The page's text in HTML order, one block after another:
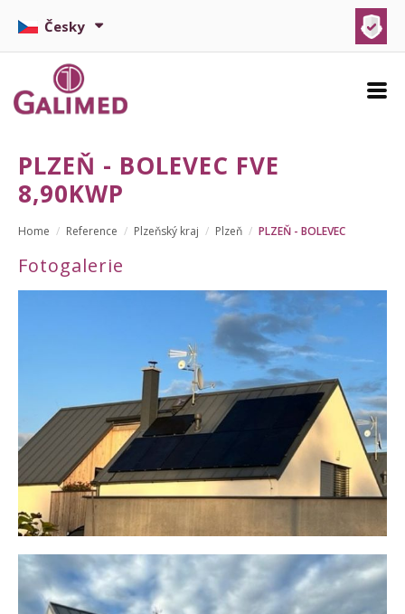
Česky
TEPELNÁ ČERPADLA
PLZEŇ - BOLEVEC FVE
8,90KWP
Home Reference Plzeňský kraj Plzeň PLZEŇ - BOLEVEC
Fotogalerie